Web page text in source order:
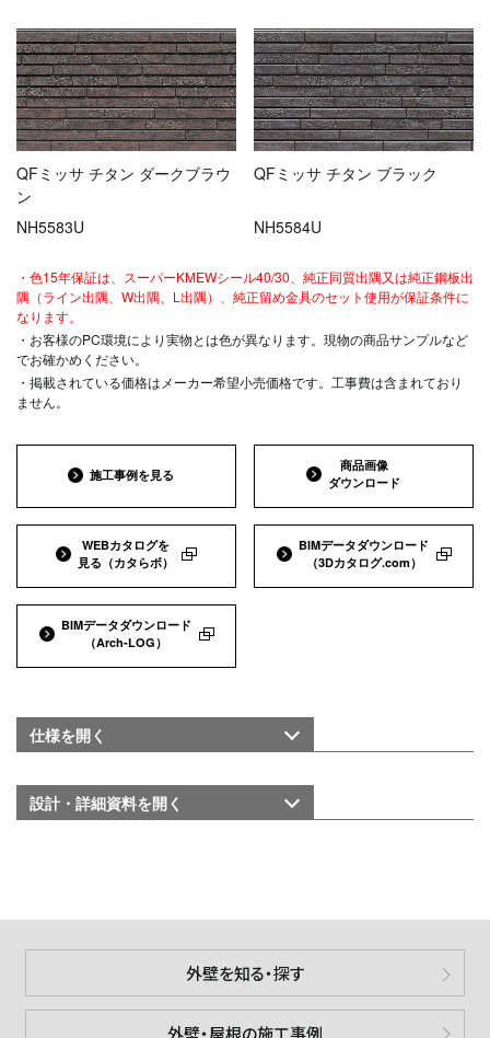
QFミッサ チタン ダークブラウ
ン
NH5583U
QFミッサ チタン ブラック
NH5584U
・色15年保証は、スーパーKMEWシール40/30、純正同質出隅又は純正鋼板出
隅（ライン出隅、W出隅、L出隅）、純正留め金具のセット使用が保証条件に
なります。
・お客様のPC環境により実物とは色が異なります。現物の商品サンプルなど
でお確かめください。
・掲載されている価格はメーカー希望小売価格です。工事費は含まれており
ません。
施工事例を見る
商品画像
ダウンロード
WEBカタログを
見る （カタらボ）
BIMデータダウンロード
（3Dカタログ.com）
BIMデータダウンロード
（Arch-LOG）
仕様を開く
設計・詳細資料を開く
外壁を知る・探す
外壁・屋根の施工事例